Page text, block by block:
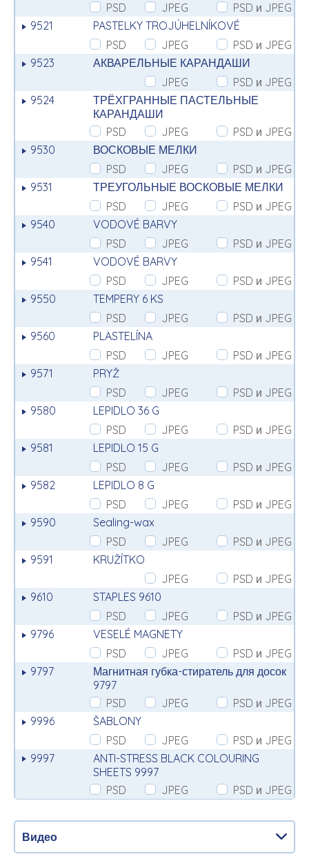
PSD
JPEG
PSD и JPEG
9521
PASTELKY TROJÚHELNÍKOVÉ
PSD
JPEG
PSD и JPEG
9523
АКВАРЕЛЬНЫЕ КАРАНДАШИ
JPEG
PSD и JPEG
9524
ТРЁХГРАННЫЕ ПАСТЕЛЬНЫЕ
КАРАНДАШИ
PSD
JPEG
PSD и JPEG
9530
ВОСКОВЫЕ МЕЛКИ
PSD
JPEG
PSD и JPEG
9531
ТРЕУГОЛЬНЫЕ ВОСКОВЫЕ МЕЛКИ
PSD
JPEG
PSD и JPEG
9540
VODOVÉ BARVY
PSD
JPEG
PSD и JPEG
9541
VODOVÉ BARVY
PSD
JPEG
PSD и JPEG
9550
TEMPERY 6 KS
PSD
JPEG
PSD и JPEG
9560
PLASTELÍNA
PSD
JPEG
PSD и JPEG
9571
PRYŽ
PSD
JPEG
PSD и JPEG
9580
LEPIDLO 36 G
PSD
JPEG
PSD и JPEG
9581
LEPIDLO 15 G
PSD
JPEG
PSD и JPEG
9582
LEPIDLO 8 G
PSD
JPEG
PSD и JPEG
9590
Sealing-wax
PSD
JPEG
PSD и JPEG
9591
KRUŽÍTKO
JPEG
PSD и JPEG
9610
STAPLES 9610
PSD
JPEG
PSD и JPEG
9796
VESELÉ MAGNETY
PSD
JPEG
PSD и JPEG
9797
Магнитная губка-стиратель для досок
9797
PSD
JPEG
PSD и JPEG
9996
ŠABLONY
PSD
JPEG
PSD и JPEG
9997
ANTI-STRESS BLACK COLOURING
SHEETS 9997
PSD
JPEG PSD и JPEG
Видео